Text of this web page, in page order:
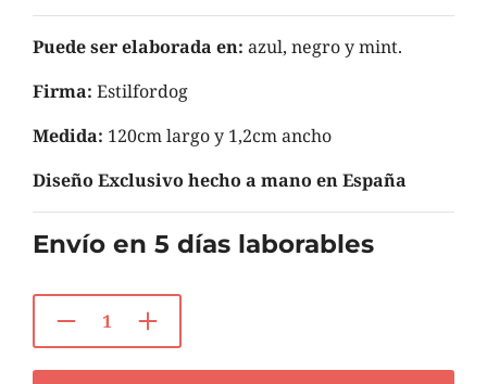
Puede ser elaborada en: azul, negro y mint.
Firma: Estilfordog
Medida: 120cm largo y 1,2cm ancho
Diseño Exclusivo hecho a mano en España
Envío en 5 días laborables